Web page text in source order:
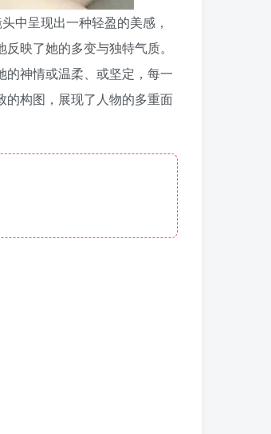
中呈现出一种轻盈的美感，
映了她的多变与独特气质。
神情或温柔、或坚定，每一
的构图，展现了人物的多重面